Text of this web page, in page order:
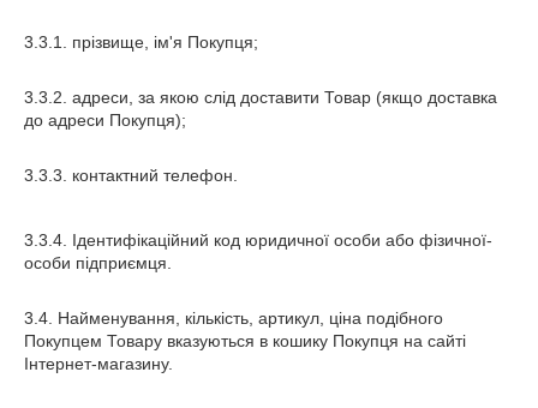
3.3.1. прізвище, ім'я Покупця;
3.3.2. адреси, за якою слід доставити Товар (якщо доставка
до адреси Покупця);
3.3.3. контактний телефон.
3.3.4. Ідентифікаційний код юридичної особи або фізичної-
особи підприємця.
3.4. Найменування, кількість, артикул, ціна подібного
Покупцем Товару вказуються в кошику Покупця на сайті
Інтернет-магазину.